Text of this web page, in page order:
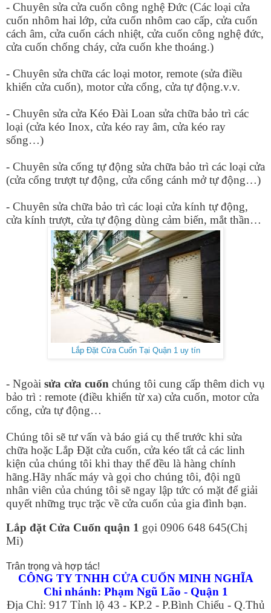
- Chuyên sửa cửa cuốn công nghệ Đức (Các loại cửa
cuốn nhôm hai lớp, cửa cuốn nhôm cao cấp, cửa cuốn
cách âm, cửa cuốn cách nhiệt, cửa cuốn công nghệ đức,
cửa cuốn chống cháy, cửa cuốn khe thoáng.)
- Chuyên sửa chữa các loại motor, remote (sửa điều
khiển cửa cuốn), motor cửa cổng, cửa tự động.v.v.
- Chuyên sửa cửa Kéo Đài Loan sửa chữa bảo trì các
loại (cửa kéo Inox, cửa kéo ray âm, cửa kéo ray
sống…)
- Chuyên sửa cổng tự động sửa chữa bảo trì các loại cửa
(cửa cổng trượt tự động, cửa cổng cánh mở tự động…)
- Chuyên sửa chữa bảo trì các loại cửa kính tự động,
cửa kính trượt, cửa tự động dùng cảm biến, mắt thần…
Lắp Đặt Cửa Cuốn Tại Quận 1 uy tín
- Ngoài sửa cửa cuốn chúng tôi cung cấp thêm dich vụ
bảo trì : remote (điều khiển từ xa) cửa cuốn, motor cửa
cổng, cửa tự động…
Chúng tôi sẽ tư vấn và báo giá cụ thể trước khi sửa
chữa hoặc Lắp Đặt cửa cuốn, cửa kéo tất cả các linh
kiện của chúng tôi khi thay thế đều là hàng chính
hãng.Hãy nhấc máy và gọi cho chúng tôi, đội ngũ
nhân viên của chúng tôi sẽ ngay lập tức có mặt để giải
quyết những trục trặc về cửa cuốn của gia đình bạn.
Lắp đặt Cửa Cuốn quận 1 gọi 0906 648 645(Chị
Mi)
Trân trọng và hợp tác!
CÔNG TY TNHH CỬA CUỐN MINH NGHĨA
Chi nhánh: Phạm Ngũ Lão - Quận 1
Địa Chỉ: 917 Tỉnh lộ 43 - KP.2 - P.Bình Chiểu - Q.Thủ